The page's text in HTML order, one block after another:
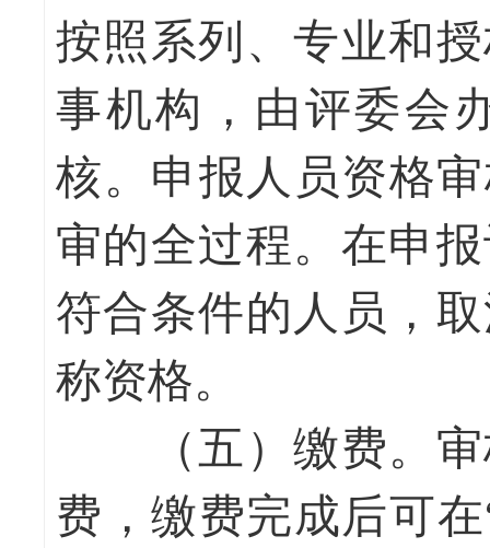
按照系列、专业和
事机构，由评委会
核。申报人员资格
审的全过程。在申
符合条件的人员，
称资格。
（五）缴费。
费，缴费完成后可